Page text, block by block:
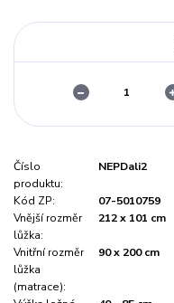
Číslo
produktu:
NEPDali2
Kód ZP:
07-5010759
Vnější rozměr
lůžka:
212 x 101 cm
Vnitřní rozměr
lůžka
(matrace):
90 x 200 cm